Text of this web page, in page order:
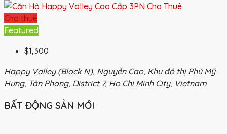
Cho thuê
Featured
$1,300
Happy Valley (Block N), Nguyễn Cao, Khu đô thị Phú Mỹ
Hưng, Tân Phong, District 7, Ho Chi Minh City, Vietnam
BẤT ĐỘNG SẢN MỚI